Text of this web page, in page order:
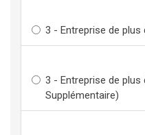
3 - Entreprise de
3 - Entreprise de plus
Supplémentaire)